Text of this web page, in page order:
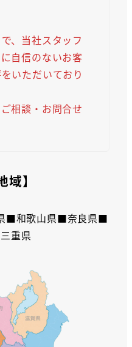
、当社スタッフ
自信のないお客
いただいており
相談・お問合せ
域】
■和歌山県■奈良県■
重県